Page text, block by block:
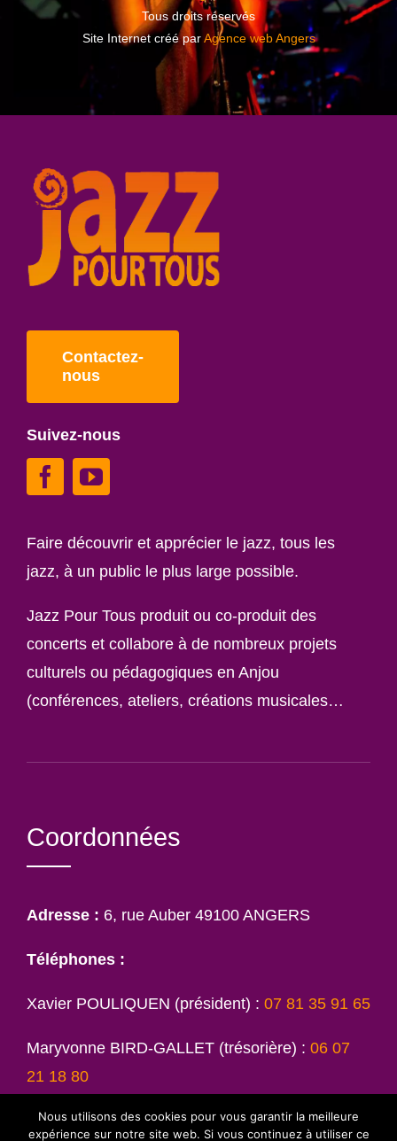
Tous droits réservés
Site Internet créé parAgence web Angers
Contactez-
nous
Suivez-nous
Faire découvrir et apprécier le jazz, tous les
jazz, à un public le plus large possible.
Jazz Pour Tous produit ou co-produit des
concerts et collabore à de nombreux projets
culturels ou pédagogiques en Anjou
(conférences, ateliers, créations musicales…
Coordonnées
Adresse : 6, rue Auber 49100 ANGERS
Téléphones :
Xavier POULIQUEN (président) : 07 81 35 91 65
Maryvonne BIRD-GALLET (trésorière) : 06 07
21 18 80
Jean AMY :09 80 83 15 29
Nous utilisons des cookies pour vous garantir la meilleure
expérience sur notre site web. Si vous continuez à utiliser ce